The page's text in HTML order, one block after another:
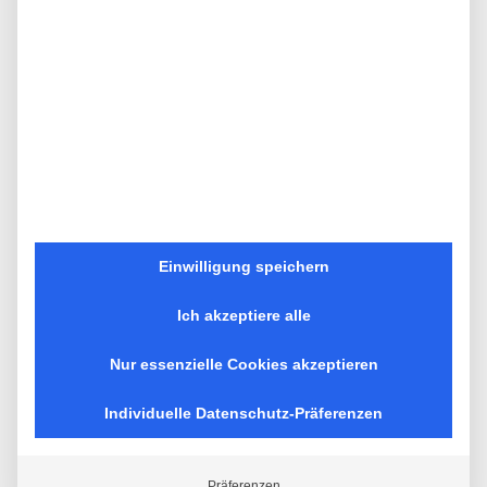
Media“ erhalten Sie viele praktische
Anwendungsbeispiele.
Di., 26.10.2021, 9.00 Uhr
Dauer: ca. 3 Stunden
Preis: 490 €
Einwilligung speichern
Ich akzeptiere alle
Nur essenzielle Cookies akzeptieren
Individuelle Datenschutz-Präferenzen